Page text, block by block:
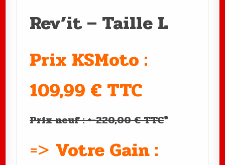
Rev’it – Taille L
Prix KSMoto :
109,99 € TTC
Prix neuf : +-220,00 € TTC*
=> Votre Gain :